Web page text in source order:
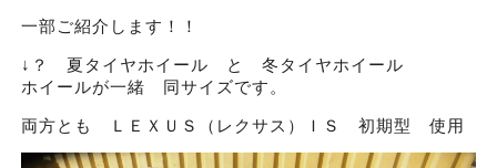
一部ご紹介します！！
↓？ 夏タイヤホイール と 冬タイヤホイール
ホイールが一緒 同サイズです。
両方とも ＬＥＸＵＳ（レクサス）ＩＳ 初期型 使用